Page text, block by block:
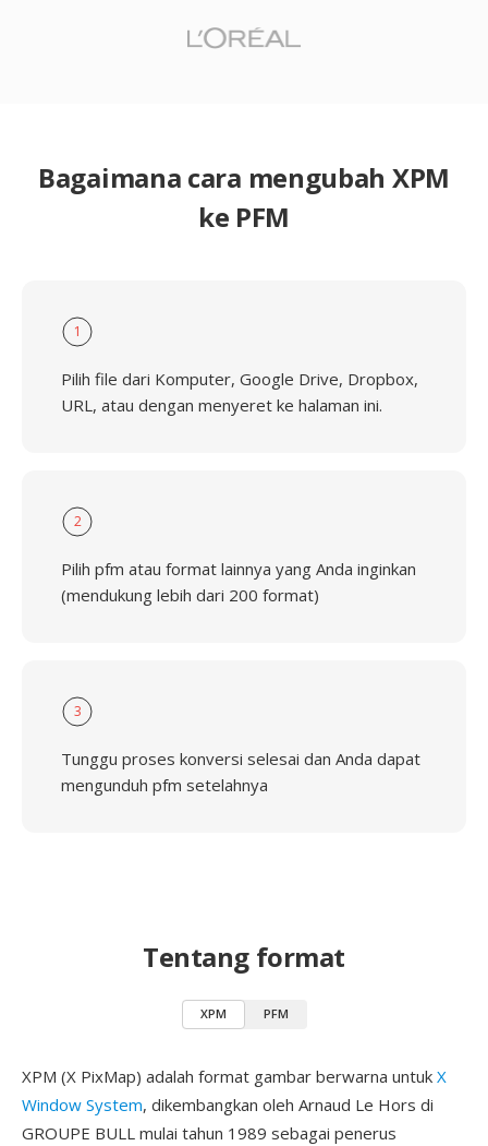
Bagaimana cara mengubah XPM
ke PFM
1
Pilih file dari Komputer, Google Drive, Dropbox,
URL, atau dengan menyeret ke halaman ini.
2
Pilih pfm atau format lainnya yang Anda inginkan
(mendukung lebih dari 200 format)
3
Tunggu proses konversi selesai dan Anda dapat
mengunduh pfm setelahnya
Tentang format
XPM PFM
XPM (X PixMap) adalah format gambar berwarna untuk X
Window System, dikembangkan oleh Arnaud Le Hors di
GROUPE BULL mulai tahun 1989 sebagai penerus